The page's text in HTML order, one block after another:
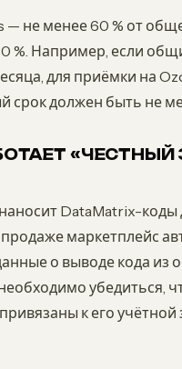
— не менее 60 % от
%. Например, если
для приёмки на
срок должен быть не
«ЧЕСТНЫЙ
DataMatrix-коды
маркетплейс
о выводе кода из
убедиться,
к его учётной